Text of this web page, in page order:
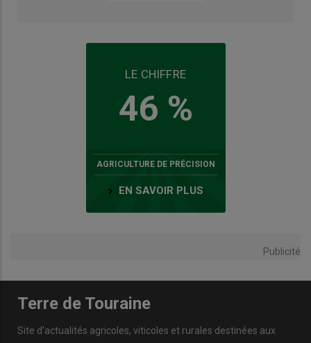
LE CHIFFRE
46 %
AGRICULTURE DE PRÉCISION
EN SAVOIR PLUS
Publicité
Terre de Touraine
Site d'actualités agricoles, viticoles et rurales destinées aux